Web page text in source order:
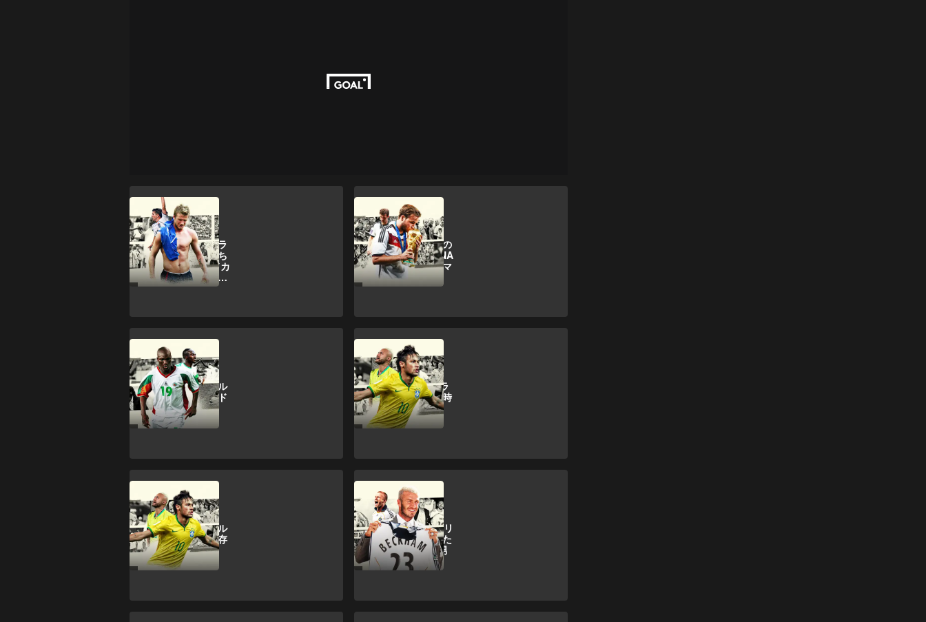
ワールドカップ
レガシー：イングラ
ンドの「敗者」たち
が2002年ワールドカ
ップの望みをどう潰
したか
レガシー：ドイツの
ワールドカップDNA
を活かすナゲルスマ
ンの使命
ワールドカップ
レガシー：セネガル
の復活したワールド
カップの軌跡
特集＆コラム
プランBのないブラ
ジル：ネイマール時
代の終焉
ワールドカップ
レガシー：ブラジル
がネイマールに依存
する理由
D. Beckham
【LEGACY】アメリ
カの“サッカー”をた
った1人で変えた男